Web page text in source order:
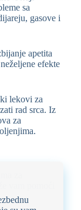
sa
gasove i
apetita
efekte
lekovi za
rad srca. Iz
za
vam pomoći